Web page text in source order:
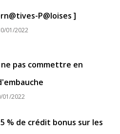
P@loises ]
01/2022
pas commettre en
2022
% de crédit bonus sur les